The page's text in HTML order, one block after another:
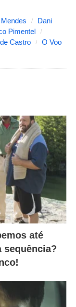
Dani
Pimentel
Castro
O Voo
até
sequência?